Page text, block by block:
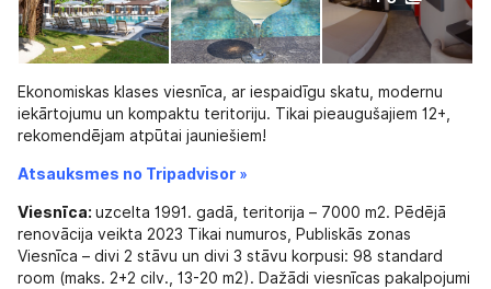
Ekonomiskas klases viesnīca, ar iespaidīgu skatu, modernu
iekārtojumu un kompaktu teritoriju. Tikai pieaugušajiem 12+,
rekomendējam atpūtai jauniešiem!
Atsauksmes no Tripadvisor »
Viesnīca: uzcelta 1991. gadā, teritorija – 7000 m2. Pēdējā
renovācija veikta 2023 Tikai numuros, Publiskās zonas
Viesnīca – divi 2 stāvu un divi 3 stāvu korpusi: 98 standard
room (maks. 2+2 cilv., 13-20 m2). Dažādi viesnīcas pakalpojumi